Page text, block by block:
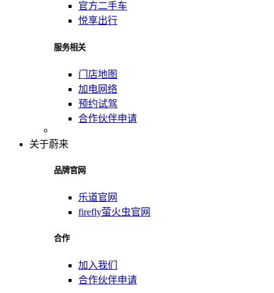
官方二手车
悦享出行
服务相关
门店地图
加电网络
预约试驾
合作伙伴申请
关于蔚来
品牌官网
乐道官网
firefly萤火虫官网
合作
加入我们
合作伙伴申请